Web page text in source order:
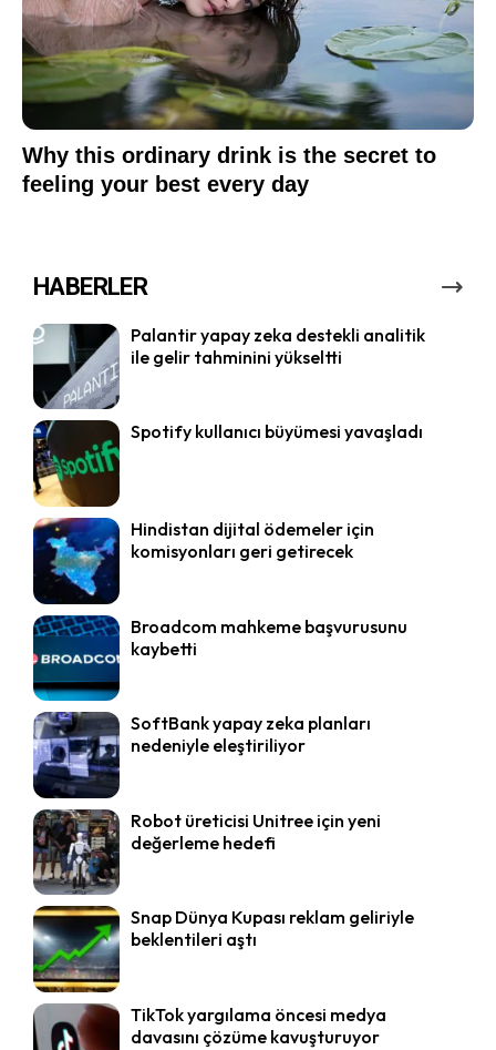
HABERLER
Palantir yapay zeka destekli analitik
ile gelir tahminini yükseltti
Spotify kullanıcı büyümesi yavaşladı
Hindistan dijital ödemeler için
komisyonları geri getirecek
Broadcom mahkeme başvurusunu
kaybetti
SoftBank yapay zeka planları
nedeniyle eleştiriliyor
Robot üreticisi Unitree için yeni
değerleme hedefi
Snap Dünya Kupası reklam geliriyle
beklentileri aştı
TikTok yargılama öncesi medya
davasını çözüme kavuşturuyor